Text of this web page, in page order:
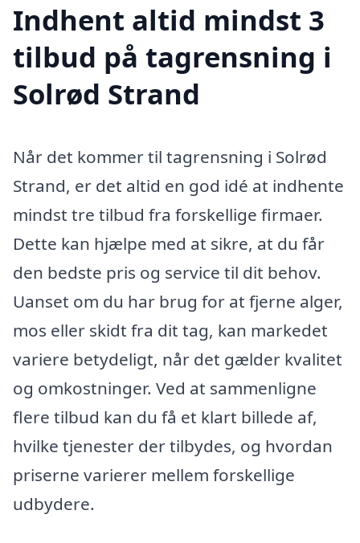
Indhent altid mindst 3
tilbud på tagrensning i
Solrød Strand
Når det kommer til tagrensning i Solrød
Strand, er det altid en god idé at indhente
mindst tre tilbud fra forskellige firmaer.
Dette kan hjælpe med at sikre, at du får
den bedste pris og service til dit behov.
Uanset om du har brug for at fjerne alger,
mos eller skidt fra dit tag, kan markedet
variere betydeligt, når det gælder kvalitet
og omkostninger. Ved at sammenligne
flere tilbud kan du få et klart billede af,
hvilke tjenester der tilbydes, og hvordan
priserne varierer mellem forskellige
udbydere.